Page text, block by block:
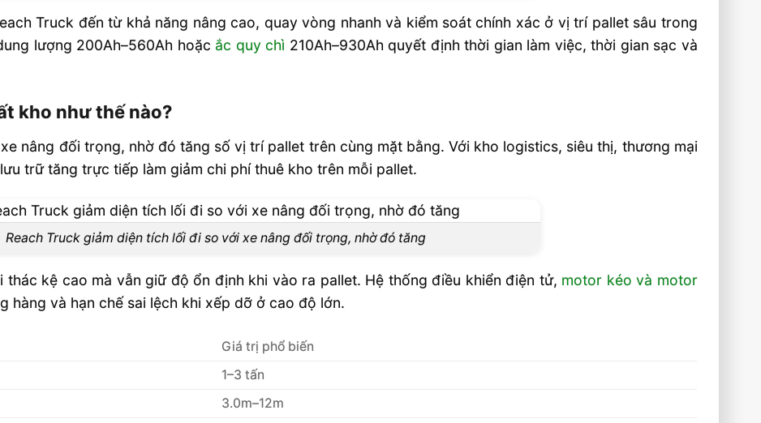
chì cho Reach
tiêu chuẩn?
Dụng Xe Nâng
Truck đến từ khả năng nâng cao, quay vòng nhanh và kiểm soát chính xác ở vị trí pallet sâu trong
lượng 200Ah–560Ah hoặc ắc quy chì 210Ah–930Ah quyết định thời gian làm việc, thời gian sạc và
kho như thế nào?
nâng đối trọng, nhờ đó tăng số vị trí pallet trên cùng mặt bằng. Với kho logistics, siêu thị, thương mại
trữ tăng trực tiếp làm giảm chi phí thuê kho trên mỗi pallet.
Reach Truck giảm diện tích lối đi so với xe nâng đối trọng, nhờ đó tăng
thác kệ cao mà vẫn giữ độ ổn định khi vào ra pallet. Hệ thống điều khiển điện tử, motor kéo và motor
hàng và hạn chế sai lệch khi xếp dỡ ở cao độ lớn.
Giá trị phổ biến
1–3 tấn
3.0m–12m